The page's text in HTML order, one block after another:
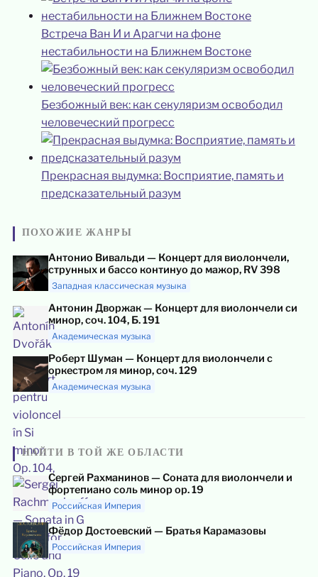
Встреча Ван И и Арагчи на фоне
нестабильности на Ближнем Востоке
Безбожный век: как секуляризм освободил
человеческий прогресс
Прекрасная выдумка: Восприятие, память и
предсказательный разум
ПОХОЖИЕ ЖАНРЫ
Антонио Вивальди — Концерт для виолончели,
струнных и бассо континуо до мажор, RV 398
Западная классическая музыка
Антонин Дворжак — Концерт для виолончели си
минор, соч. 104, Б. 191
Академическая музыка
Роберт Шуман — Концерт для виолончели с
оркестром ля минор, соч. 129
Академическая музыка
НАЙТИ В ТОЙ ЖЕ ОБЛАСТИ
Сергей Рахманинов — Соната для виолончели и
фортепиано соль минор op. 19
Российская Империя
Фёдор Достоевский — Братья Карамазовы
Российская Империя